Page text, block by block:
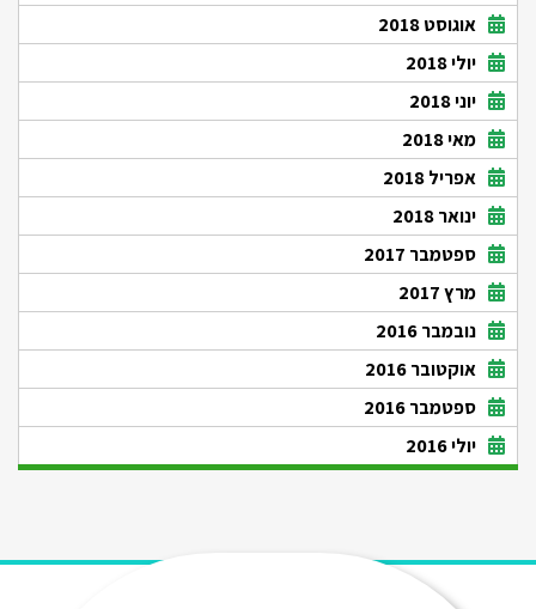
אוגוסט 2018
יולי 2018
יוני 2018
מאי 2018
אפריל 2018
ינואר 2018
ספטמבר 2017
מרץ 2017
נובמבר 2016
אוקטובר 2016
ספטמבר 2016
יולי 2016